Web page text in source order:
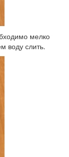
мелко
воду слить.